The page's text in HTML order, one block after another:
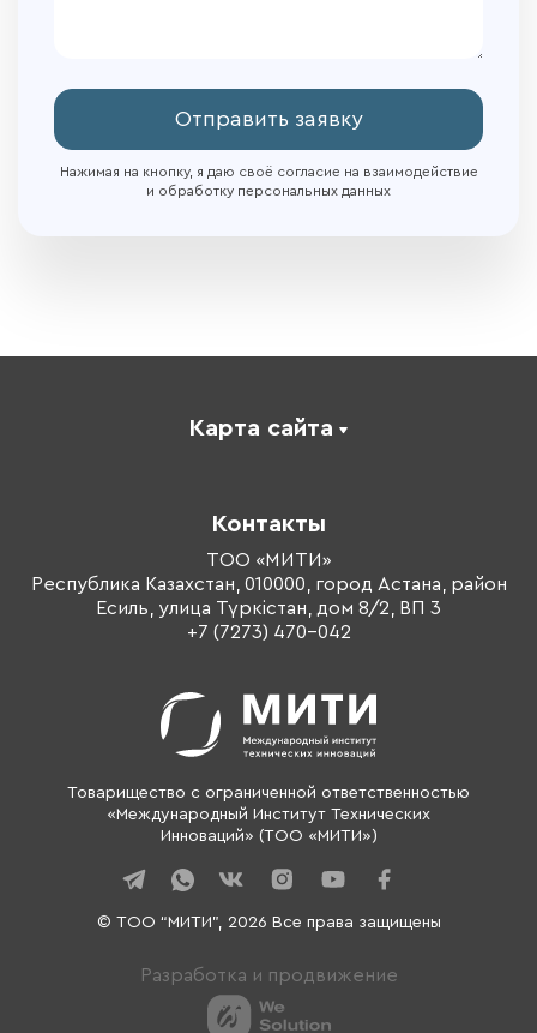
Отправить заявку
Нажимая на кнопку, я даю своё согласие на взаимодействие
и обработку персональных данных
Товарищество с ограниченной ответственностью
«Международный Институт Технических
Инноваций» (ТОО «МИТИ»)
© ТОО “МИТИ”, 2026 Все права защищены
Разработка и продвижение
Карта сайта
Оплата обучения
Тренеры
О компании
Контакты
Контакты
ТОО «МИТИ»
Республика Казахстан, 010000, город Астана, район
Есиль, улица Түркістан, дом 8/2, ВП 3
+7 (7273) 470-042